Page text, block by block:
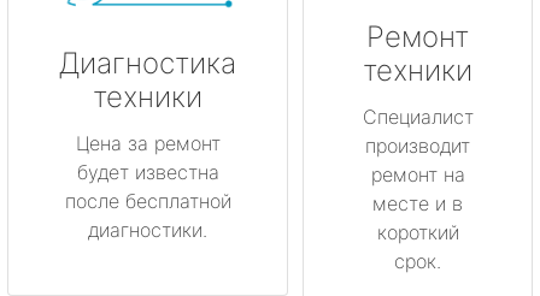
Диагностика
техники
Цена за ремонт
будет известна
после бесплатной
диагностики.
Ремонт
техники
Специалист
производит
ремонт на
месте и в
короткий
срок.